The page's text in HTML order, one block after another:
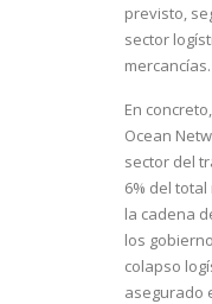
previsto,
sector
mercancías.
En
Ocean
sector del
6% del
la cadena
los
colapso
asegurado